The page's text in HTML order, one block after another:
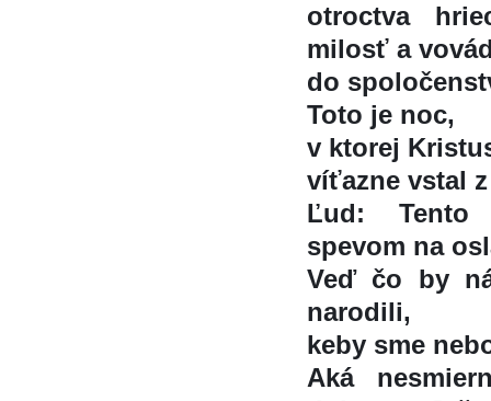
otroctva
milosť a
do
Toto je noc,
v ktorej
víťazne vstal
Ľud: Tento
spevom na
Veď čo by
narodili,
keby sme
Aká